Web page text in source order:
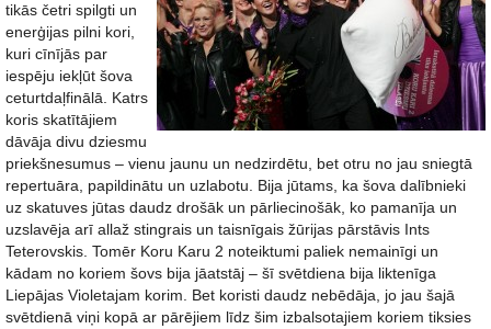
tikās četri spilgti un
enerģijas pilni kori,
kuri cīnījās par
iespēju iekļūt šova
ceturtdaļfinālā. Katrs
koris skatītājiem
dāvāja divu dziesmu
priekšnesumus – vienu jaunu un nedzirdētu, bet otru no jau sniegtā
repertuāra, papildinātu un uzlabotu. Bija jūtams, ka šova dalībnieki
uz skatuves jūtas daudz drošāk un pārliecinošāk, ko pamanīja un
uzslavēja arī allaž stingrais un taisnīgais žūrijas pārstāvis Ints
Teterovskis. Tomēr Koru Karu 2 noteiktumi paliek nemainīgi un
kādam no koriem šovs bija jāatstāj – šī svētdiena bija liktenīga
Liepājas Violetajam korim. Bet koristi daudz nebēdāja, jo jau šajā
svētdienā viņi kopā ar pārējiem līdz šim izbalsotajiem koriem tiksies